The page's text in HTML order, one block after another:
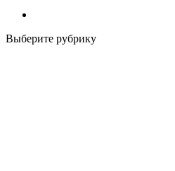
Выберите рубрику